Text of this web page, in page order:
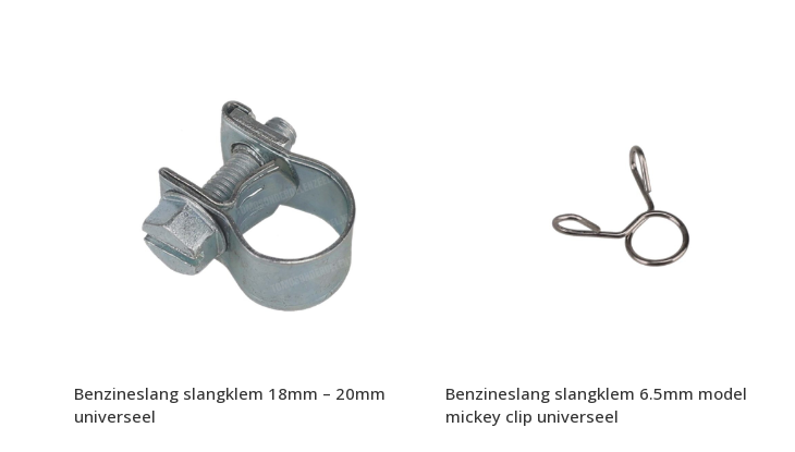
Benzineslang slangklem 18mm – 20mm
universeel
Benzineslang slangklem 6.5mm model
mickey clip universeel